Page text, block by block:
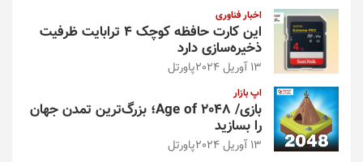
اخبار فناوری
این کارت حافظه کوچک ۴ ترابایت ظرفیت
ذخیره‌سازی دارد
13 آوریل 2024 پاورتل
اپ بازار
بازی/ Age of 2048؛ بزرگ‌ترین تمدن جهان
را بسازید
13 آوریل 2024 پاورتل